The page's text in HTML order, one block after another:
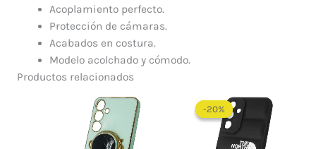
Acoplamiento perfecto.
Protección de cámaras.
Acabados en costura.
Modelo acolchado y cómodo.
Productos relacionados
-20%
-20%
precio
original
era:
$ 60.000.